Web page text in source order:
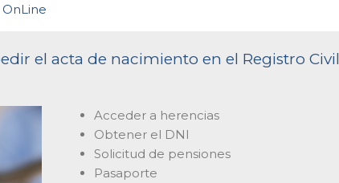
el acta de nacimiento en el Registro Civil
Acceder a herencias
Obtener el DNI
Solicitud de pensiones
Pasaporte